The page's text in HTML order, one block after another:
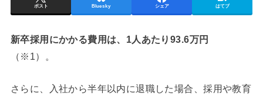
ポスト Bluesky シェア はてブ
新卒採用にかかる費用は、1人あたり93.6万円
（※1）。
さらに、入社から半年以内に退職した場合、採用や教育